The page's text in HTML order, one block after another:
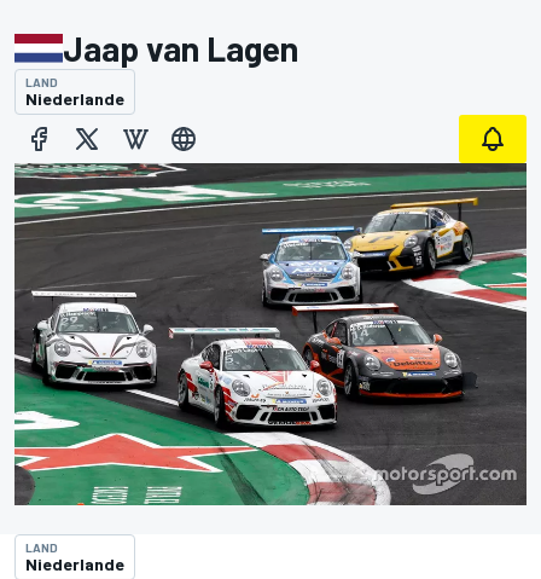
Jaap van Lagen
LAND
Niederlande
LAND
Niederlande